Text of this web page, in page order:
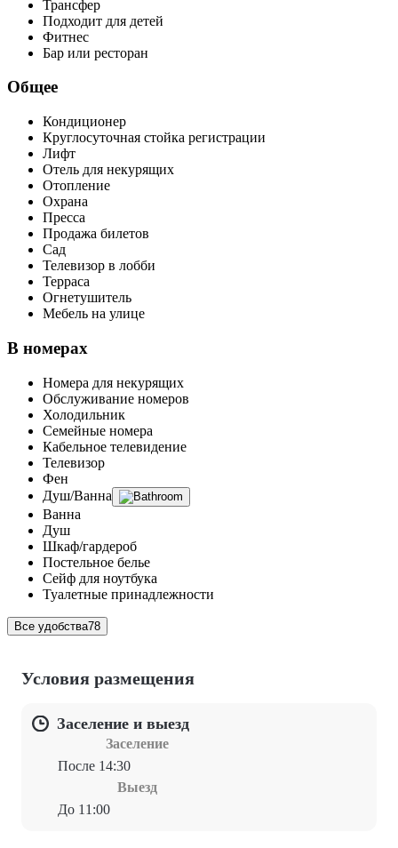
Трансфер
Подходит для детей
Фитнес
Бар или ресторан
Общее
Кондиционер
Круглосуточная стойка регистрации
Лифт
Отель для некурящих
Отопление
Охрана
Пресса
Продажа билетов
Сад
Телевизор в лобби
Терраса
Огнетушитель
Мебель на улице
В номерах
Номера для некурящих
Обслуживание номеров
Холодильник
Семейные номера
Кабельное телевидение
Телевизор
Фен
Душ/Ванна
Ванна
Душ
Шкаф/гардероб
Постельное белье
Сейф для ноутбука
Туалетные принадлежности
Все удобства78
Условия размещения
Заселение и выезд
Заселение
После 14:30
Выезд
До 11:00